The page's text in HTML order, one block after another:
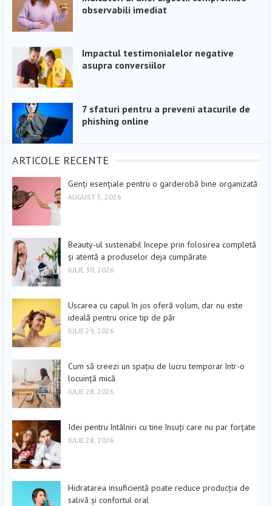
observabili imediat
Impactul testimonialelor negative
asupra conversiilor
7 sfaturi pentru a preveni atacurile de
phishing online
ARTICOLE RECENTE
Genți esențiale pentru o garderobă bine organizată
AUGUST 5, 2026
Beauty-ul sustenabil începe prin folosirea completă
și atentă a produselor deja cumpărate
IULIE 30, 2026
Uscarea cu capul în jos oferă volum, dar nu este
ideală pentru orice tip de păr
IULIE 29, 2026
Cum să creezi un spațiu de lucru temporar într-o
locuință mică
IULIE 28, 2026
Idei pentru întâlniri cu tine însuți care nu par forțate
IULIE 28, 2026
Hidratarea insuficientă poate reduce producția de
salivă și confortul oral